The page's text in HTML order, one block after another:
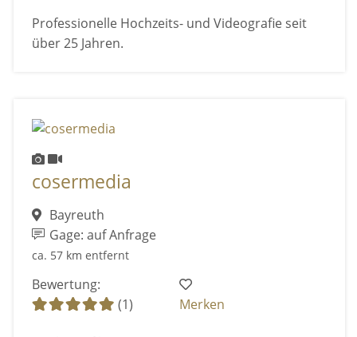
Professionelle Hochzeits- und Videografie seit
über 25 Jahren.
cosermedia
Bayreuth
Gage: auf Anfrage
ca. 57 km entfernt
Bewertung:
(1)
Merken